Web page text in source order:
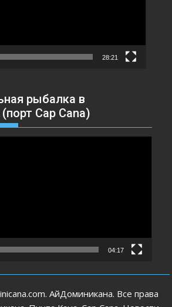
28:21
рыбалка в
Cap Cana)
04:17
АйДоминикана. Все права